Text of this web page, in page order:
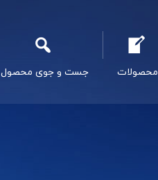
محصولات جست و جوی محصول